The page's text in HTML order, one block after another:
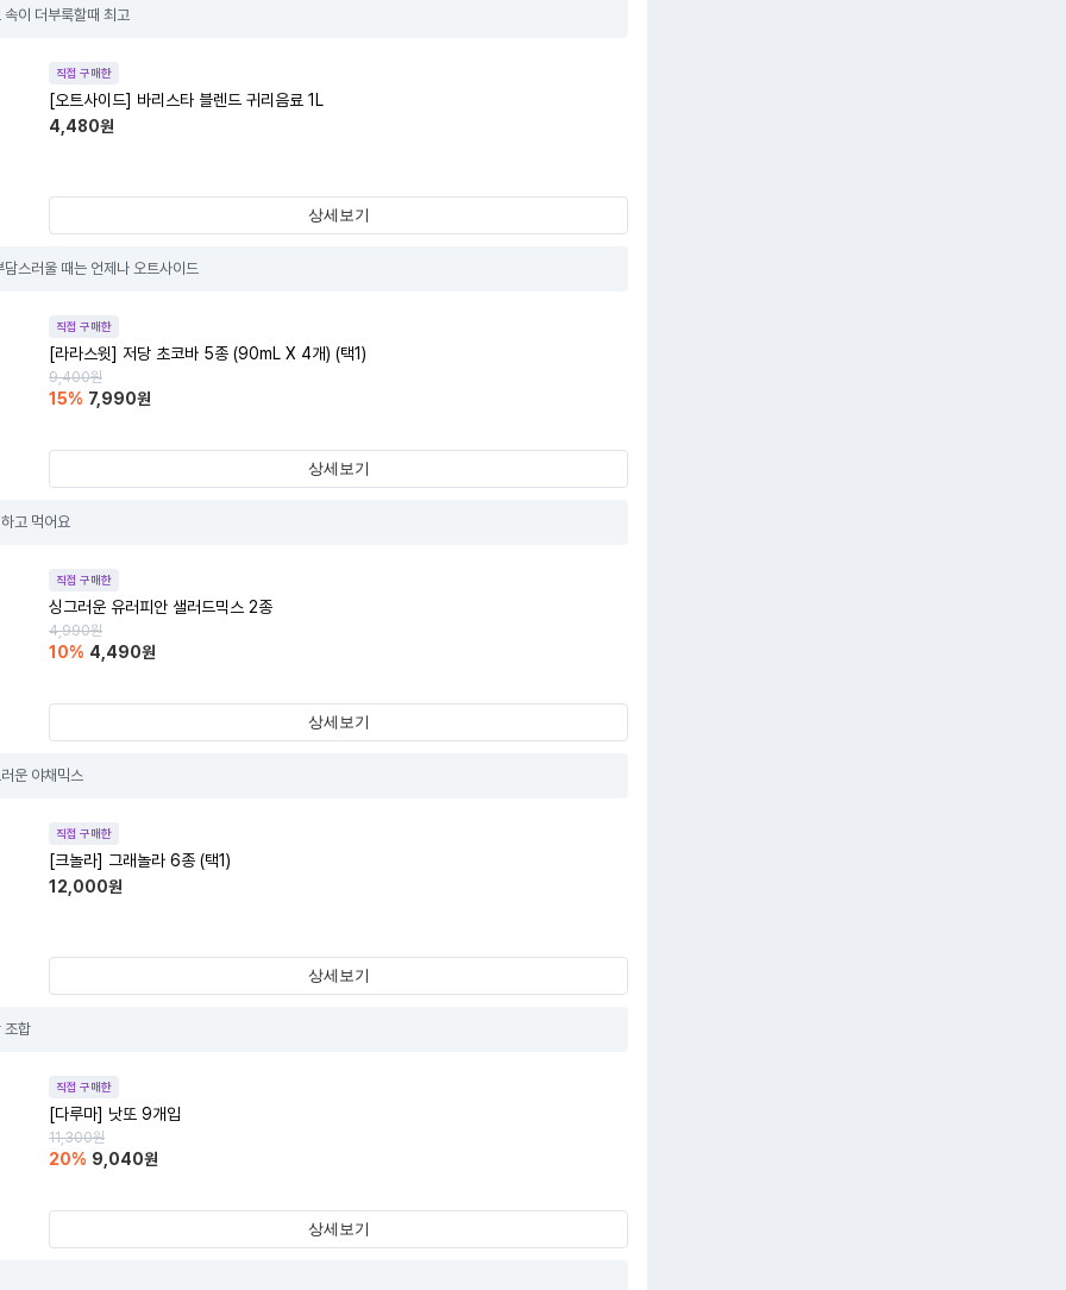
속이 더부룩할때 최고
직접 구매한
[오트사이드] 바리스타 블렌드 귀리음료 1L
4,480원
상세보기
담스러울 때는 언제나 오트사이드
직접 구매한
[라라스윗] 저당 초코바 5종 (90mL X 4개) (택1)
9,400원
15% 7,990원
상세보기
고 먹어요
직접 구매한
싱그러운 유러피안 샐러드믹스 2종
4,990원
10% 4,490원
상세보기
운 야채믹스
직접 구매한
[크놀라] 그래놀라 6종 (택1)
12,000원
상세보기
조합
직접 구매한
[다루마] 낫또 9개입
11,300원
20% 9,040원
상세보기